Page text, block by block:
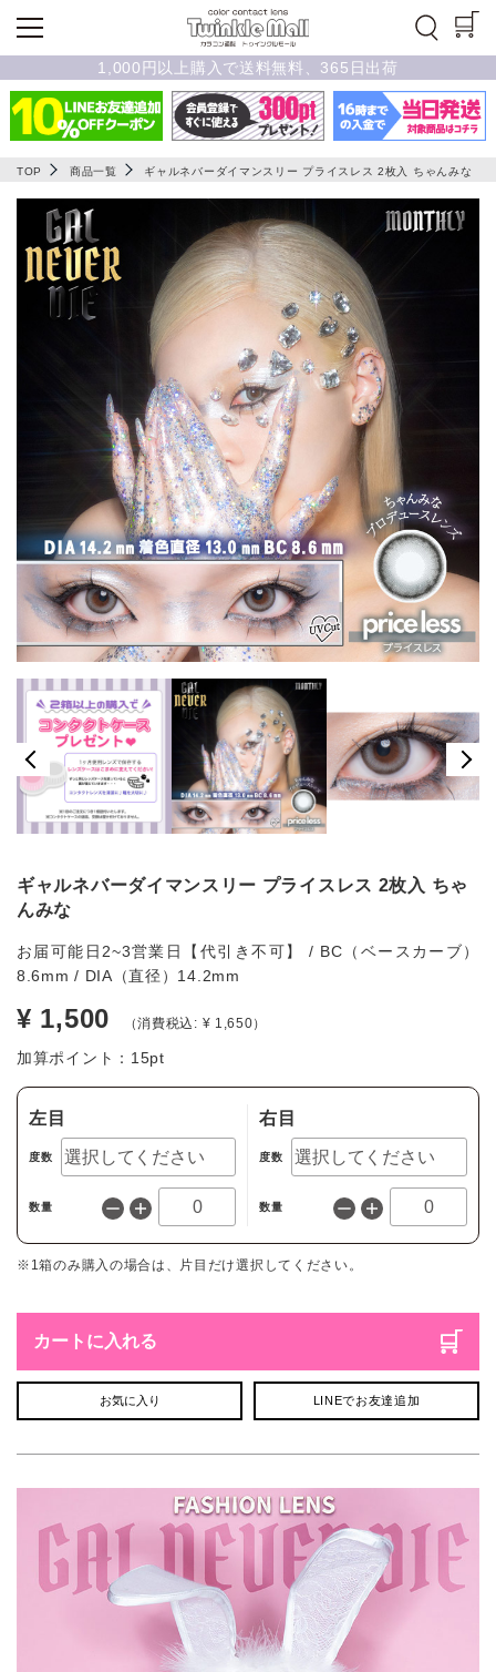
1,000円以上購入で送料無料、365日出荷
TOP 商品一覧 ギャルネバーダイマンスリー プライスレス 2枚入 ちゃんみな
ギャルネバーダイマンスリー プライスレス 2枚入 ちゃ
んみな
お届可能日2~3営業日【代引き不可】 / BC（ベースカーブ）
8.6mm / DIA（直径）14.2mm
¥ 1,500 （消費税込: ¥ 1,650）
加算ポイント： 15pt
左目
度数
数量
右目
度数
数量
※1箱のみ購入の場合は、片目だけ選択してください。
カートに入れる
お気に入り LINEでお友達追加